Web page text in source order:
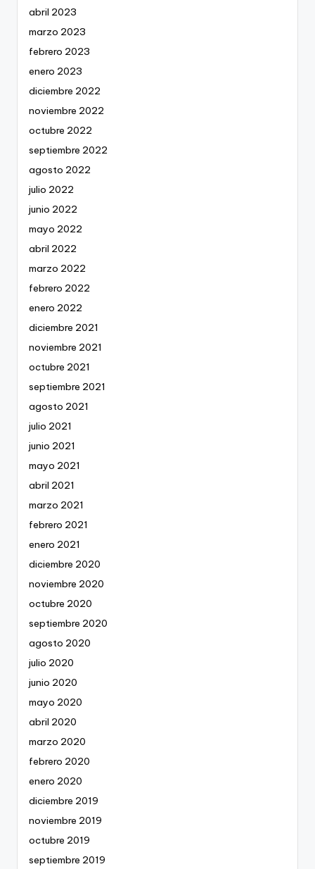
abril 2023
marzo 2023
febrero 2023
enero 2023
diciembre 2022
noviembre 2022
octubre 2022
septiembre 2022
agosto 2022
julio 2022
junio 2022
mayo 2022
abril 2022
marzo 2022
febrero 2022
enero 2022
diciembre 2021
noviembre 2021
octubre 2021
septiembre 2021
agosto 2021
julio 2021
junio 2021
mayo 2021
abril 2021
marzo 2021
febrero 2021
enero 2021
diciembre 2020
noviembre 2020
octubre 2020
septiembre 2020
agosto 2020
julio 2020
junio 2020
mayo 2020
abril 2020
marzo 2020
febrero 2020
enero 2020
diciembre 2019
noviembre 2019
octubre 2019
septiembre 2019